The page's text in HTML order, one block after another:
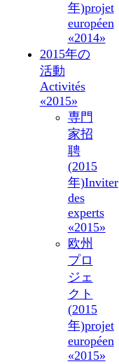
年)projet
européen
«2014»
2015年の
活動
Activités
«2015»
専門
家招
聘
(2015
年)Inviter
des
experts
«2015»
欧州
プロ
ジェ
クト
(2015
年)projet
européen
«2015»